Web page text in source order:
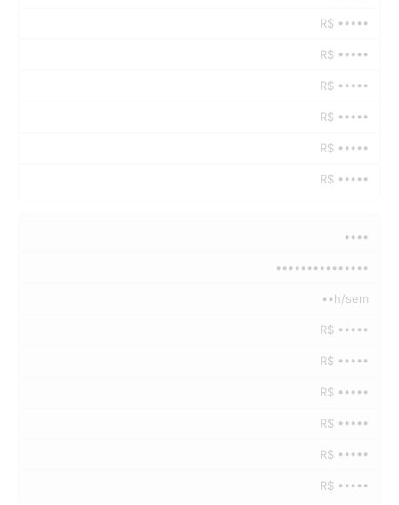
R$ •••••
R$ •••••
R$ •••••
R$ •••••
R$ •••••
R$ •••••
••••
•••••••••••••••
••h/sem
R$ •••••
R$ •••••
R$ •••••
R$ •••••
R$ •••••
R$ •••••